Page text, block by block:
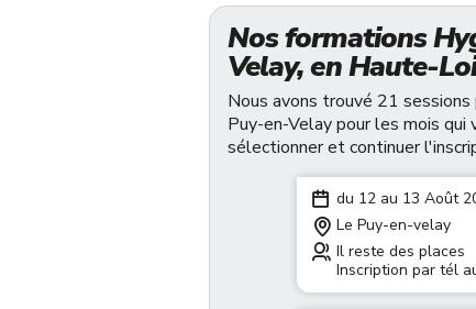
Nos formations
Velay, en Haute-
Nous avons trouvé 21
Puy-en-Velay pour les mois qui
sélectionner et continuer
du 12 au 13 Août
Le Puy-en-velay
Il reste des places
Inscription par tél